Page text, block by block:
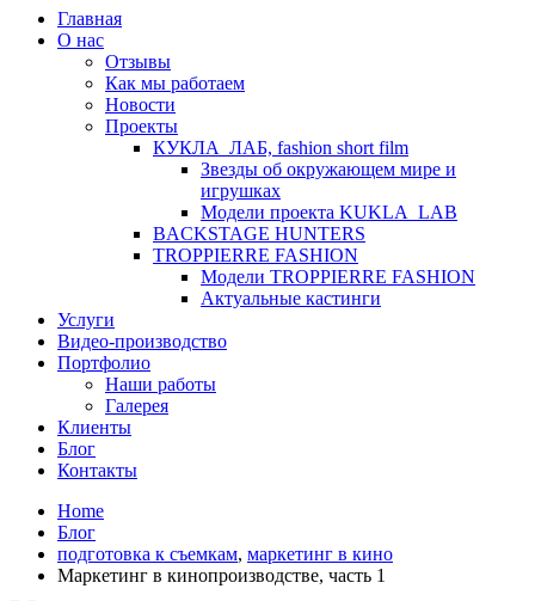
Главная
О нас
Отзывы
Как мы работаем
Новости
Проекты
КУКЛА_ЛАБ, fashion short film
Звезды об окружающем мире и
игрушках
Модели проекта KUKLA_LAB
BACKSTAGE HUNTERS
TROPPIERRE FASHION
Модели TROPPIERRE FASHION
Актуальные кастинги
Услуги
Видео-производство
Портфолио
Наши работы
Галерея
Клиенты
Блог
Контакты
Home
Блог
подготовка к съемкам, маркетинг в кино
Маркетинг в кинопроизводстве, часть 1